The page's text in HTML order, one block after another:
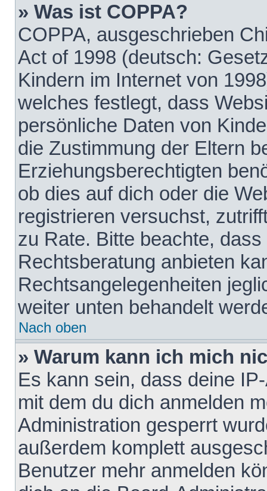
» Was ist COPPA?
COPPA, ausgeschrieben
Act of 1998 (deutsch:
Kindern im Internet von
welches festlegt, dass
persönliche Daten von
die Zustimmung der Eltern
Erziehungsberechtigten
ob dies auf dich oder die
registrieren versuchst,
zu Rate. Bitte beachte,
Rechtsberatung anbieten
Rechtsangelegenheiten
weiter unten behandelt
Nach oben
» Warum kann ich mich
Es kann sein, dass deine
mit dem du dich anmelden
Administration gesperrt
außerdem komplett
Benutzer mehr anmelden